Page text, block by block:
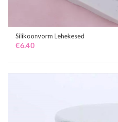
Silikoonvorm Lehekesed
€6.40